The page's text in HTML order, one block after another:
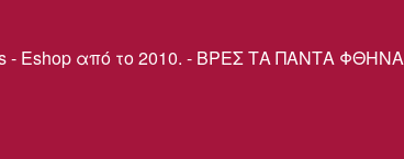
- Eshop από το 2010. - ΒΡΕΣ ΤΑ ΠΑΝΤΑ ΦΘΗΝΑ